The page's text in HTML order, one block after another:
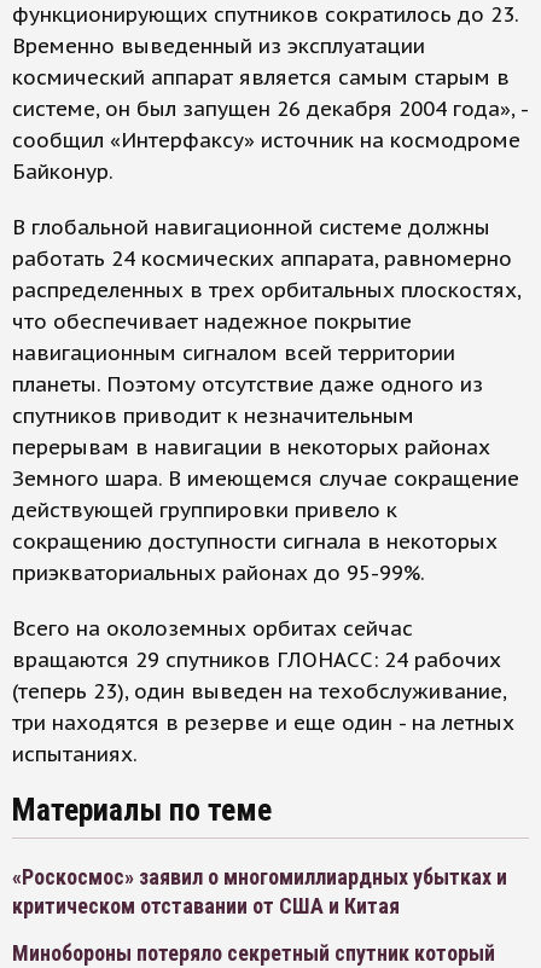
функционирующих спутников сократилось до 23.
Временно выведенный из эксплуатации
космический аппарат является самым старым в
системе, он был запущен 26 декабря 2004 года», -
сообщил «Интерфаксу» источник на космодроме
Байконур.
В глобальной навигационной системе должны
работать 24 космических аппарата, равномерно
распределенных в трех орбитальных плоскостях,
что обеспечивает надежное покрытие
навигационным сигналом всей территории
планеты. Поэтому отсутствие даже одного из
спутников приводит к незначительным
перерывам в навигации в некоторых районах
Земного шара. В имеющемся случае сокращение
действующей группировки привело к
сокращению доступности сигнала в некоторых
приэкваториальных районах до 95-99%.
Всего на околоземных орбитах сейчас
вращаются 29 спутников ГЛОНАСС: 24 рабочих
(теперь 23), один выведен на техобслуживание,
три находятся в резерве и еще один - на летных
испытаниях.
Материалы по теме
«Роскосмос» заявил о многомиллиардных убытках и
критическом отставании от США и Китая
Минобороны потеряло секретный спутник который